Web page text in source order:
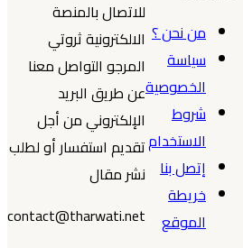
من نحن ؟
سياسة
الخصوصية
شروط
الاستخدام
إتصل بنا
خريطة
الموقع
للاتصال بالمنصة
الالكترونية ثروتي
المرجو التواصل معنا
عن طريق البريد
الإلكتروني من أجل
تقديم استفسار أو لطلب
نشر مقال
contact@tharwati.net